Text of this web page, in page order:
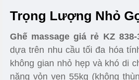
Trọng Lượng Nhỏ
Ghế massage giá rẻ KZ 838-
dựa trên nhu cầu tối đa hóa
không gian nhỏ hẹp và khó di
nặng vỏn vẹn 55kg (không